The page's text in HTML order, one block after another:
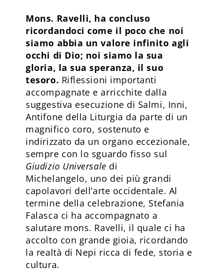
Mons. Ravelli, ha concluso
ricordandoci come il poco che noi
siamo abbia un valore infinito agli
occhi di Dio; noi siamo la sua
gloria, la sua speranza, il suo
tesoro. Riflessioni importanti
accompagnate e arricchite dalla
suggestiva esecuzione di Salmi, Inni,
Antifone della Liturgia da parte di un
magnifico coro, sostenuto e
indirizzato da un organo eccezionale,
sempre con lo sguardo fisso sul
Giudizio Universale di
Michelangelo, uno dei più grandi
capolavori dell’arte occidentale. Al
termine della celebrazione, Stefania
Falasca ci ha accompagnato a
salutare mons. Ravelli, il quale ci ha
accolto con grande gioia, ricordando
la realtà di Nepi ricca di fede, storia e
cultura.